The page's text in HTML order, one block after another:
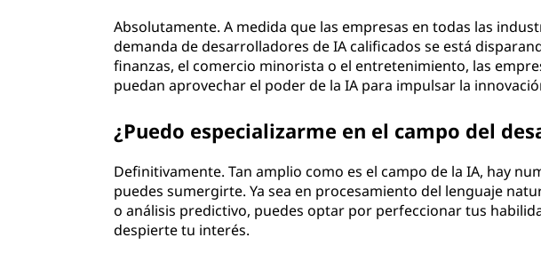
Absolutamente. A medida que las empresas en todas las
demanda de desarrolladores de IA calificados se está
finanzas, el comercio minorista o el entretenimiento, las
puedan aprovechar el poder de la IA para impulsar la
¿Puedo especializarme en el campo del
Definitivamente. Tan amplio como es el campo de la IA, hay
puedes sumergirte. Ya sea en procesamiento del lenguaje
o análisis predictivo, puedes optar por perfeccionar tus
despierte tu interés.